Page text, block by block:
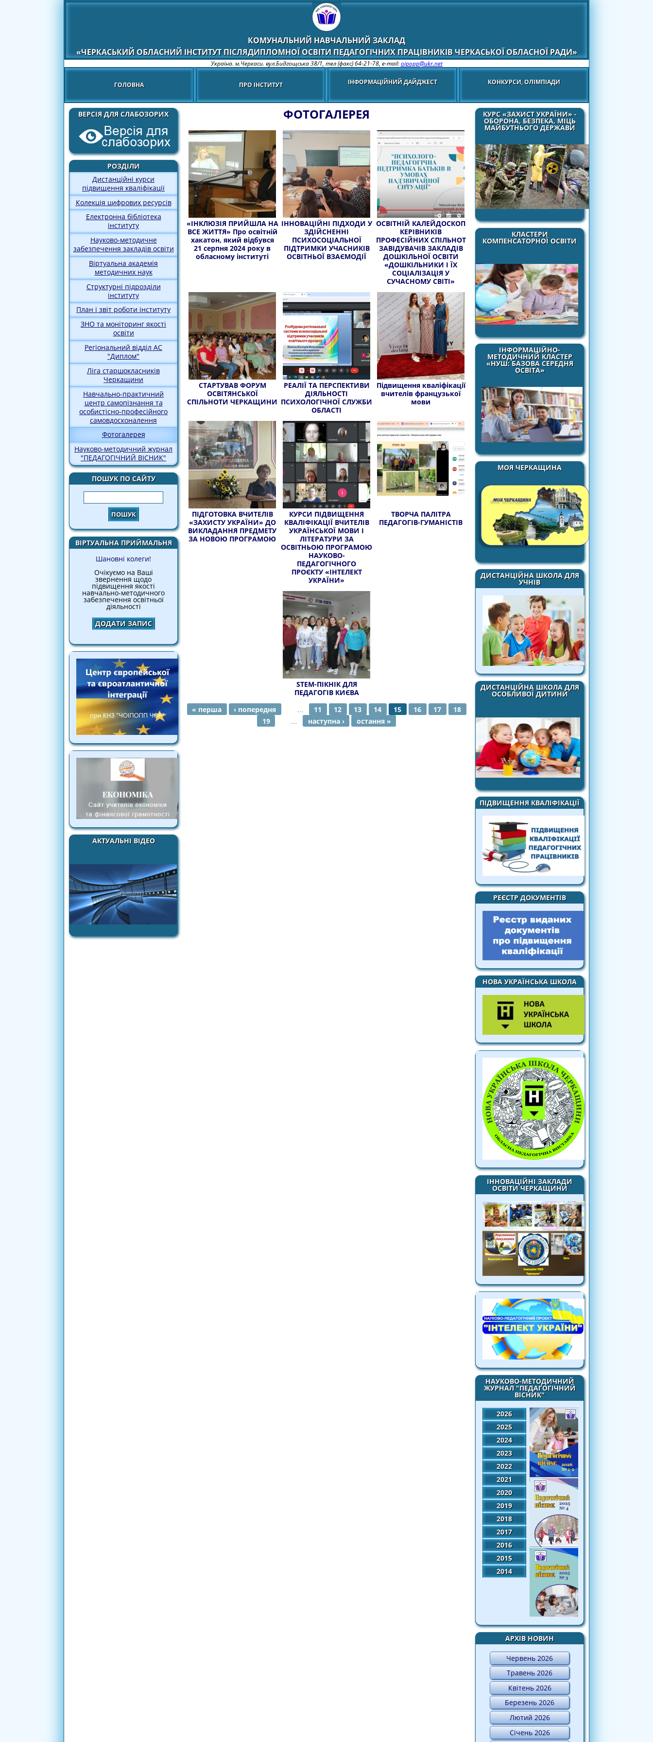
КОМУНАЛЬНИЙ НАВЧАЛЬНИЙ ЗАКЛАД
«ЧЕРКАСЬКИЙ ОБЛАСНИЙ ІНСТИТУТ ПІСЛЯДИПЛОМНОЇ ОСВІТИ ПЕДАГОГІЧНИХ ПРАЦІВНИКІВ ЧЕРКАСЬКОЇ ОБЛАСНОЇ РАДИ»
Україна. м.Черкаси. вул.Бидгощська 38/1, тел (факс) 64-21-78, e-mail:oipopp@ukr.net
ГОЛОВНА ПРО ІНСТИТУТ ІНФОРМАЦІЙНИЙ ДАЙДЖЕСТ КОНКУРСИ, ОЛІМПІАДИ
ВЕРСІЯ ДЛЯ СЛАБОЗОРИХ
РОЗДІЛИ
Дистанційні курси
підвищення кваліфікації
Колекція цифрових ресурсів
Електронна бібліотека
інституту
Науково-методичне
забезпечення закладів освіти
Віртуальна академія
методичних наук
Структурні підрозділи
інституту
План і звіт роботи інституту
ЗНО та моніторинг якості
освіти
Регіональний відділ АС
"Диплом"
Ліга старшокласників
Черкащини
Навчально-практичний
центр самопізнання та
особистісно-професійного
самовдосконалення
Фотогалерея
Науково-методичний журнал
"ПЕДАГОГІЧНИЙ ВІСНИК"
ПОШУК ПО САЙТУ
Пошук
ВІРТУАЛЬНА ПРИЙМАЛЬНЯ
Шановні колеги!
Очікуємо на Ваші
звернення щодо
підвищення якості
навчально-методичного
забезпечення освітньої
діяльності
ДОДАТИ ЗАПИС
АКТУАЛЬНІ ВІДЕО
КУРС «ЗАХИСТ УКРАЇНИ» -
ОБОРОНА, БЕЗПЕКА, МІЦЬ
МАЙБУТНЬОГО ДЕРЖАВИ
КЛАСТЕРИ
КОМПЕНСАТОРНОЇ ОСВІТИ
ІНФОРМАЦІЙНО-
МЕТОДИЧНИЙ КЛАСТЕР
«НУШ: БАЗОВА СЕРЕДНЯ
ОСВІТА»
МОЯ ЧЕРКАЩИНА
ДИСТАНЦІЙНА ШКОЛА ДЛЯ
УЧНІВ
ДИСТАНЦІЙНА ШКОЛА ДЛЯ
ОСОБЛИВОЇ ДИТИНИ
ПІДВИЩЕННЯ КВАЛІФІКАЦІЇ
РЕЄСТР ДОКУМЕНТІВ
НОВА УКРАЇНСЬКА ШКОЛА
ІННОВАЦІЙНІ ЗАКЛАДИ
ОСВІТИ ЧЕРКАЩИНИ
НАУКОВО-МЕТОДИЧНИЙ
ЖУРНАЛ "ПЕДАГОГІЧНИЙ
ВІСНИК"
2026
2025
2024
2023
2022
2021
2020
2019
2018
2017
2016
2015
2014
АРХІВ НОВИН
Червень 2026
Травень 2026
Квітень 2026
Березень 2026
Лютий 2026
Січень 2026
ФОТОГАЛЕРЕЯ
«ІНКЛЮЗІЯ ПРИЙШЛА НА
ВСЕ ЖИТТЯ» Про освітній
хакатон, який відбувся
21 серпня 2024 року в
обласному інституті
ІННОВАЦІЙНІ ПІДХОДИ У
ЗДІЙСНЕННІ
ПСИХОСОЦІАЛЬНОЇ
ПІДТРИМКИ УЧАСНИКІВ
ОСВІТНЬОЇ ВЗАЄМОДІЇ
ОСВІТНІЙ КАЛЕЙДОСКОП
КЕРІВНИКІВ
ПРОФЕСІЙНИХ СПІЛЬНОТ
ЗАВІДУВАЧІВ ЗАКЛАДІВ
ДОШКІЛЬНОЇ ОСВІТИ
«ДОШКІЛЬНИКИ І ЇХ
СОЦІАЛІЗАЦІЯ У
СУЧАСНОМУ СВІТІ»
СТАРТУВАВ ФОРУМ
ОСВІТЯНСЬКОЇ
СПІЛЬНОТИ ЧЕРКАЩИНИ
РЕАЛІЇ ТА ПЕРСПЕКТИВИ
ДІЯЛЬНОСТІ
ПСИХОЛОГІЧНОЇ СЛУЖБИ
ОБЛАСТІ
Підвищення кваліфікації
вчителів французької
мови
ПІДГОТОВКА ВЧИТЕЛІВ
«ЗАХИСТУ УКРАЇНИ» ДО
ВИКЛАДАННЯ ПРЕДМЕТУ
ЗА НОВОЮ ПРОГРАМОЮ
КУРСИ ПІДВИЩЕННЯ
КВАЛІФІКАЦІЇ ВЧИТЕЛІВ
УКРАЇНСЬКОЇ МОВИ І
ЛІТЕРАТУРИ ЗА
ОСВІТНЬОЮ ПРОГРАМОЮ
НАУКОВО-
ПЕДАГОГІЧНОГО
ПРОЄКТУ «ІНТЕЛЕКТ
УКРАЇНИ»
ТВОРЧА ПАЛІТРА
ПЕДАГОГІВ-ГУМАНІСТІВ
STEM-ПІКНІК ДЛЯ
ПЕДАГОГІВ КИЄВА
« перша ‹ попередня 11 12 13 14 15 16 17
18
19
наступна › остання »